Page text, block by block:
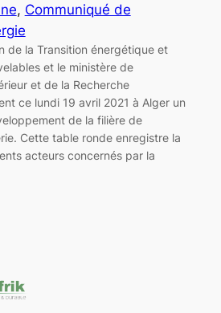
, Communiqué de
de la Transition énergétique et
et le ministère de
et de la Recherche
ce lundi 19 avril 2021 à Alger un
de la filière de
Cette table ronde enregistre la
acteurs concernés par la